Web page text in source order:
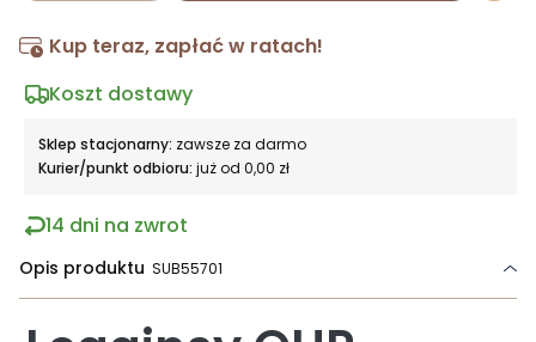
Kup teraz, zapłać w ratach!
Koszt dostawy
Sklep stacjonarny: zawsze za darmo
Kurier/punkt odbioru: już od 0,00 zł
14 dni na zwrot
Opis produktu SUB55701